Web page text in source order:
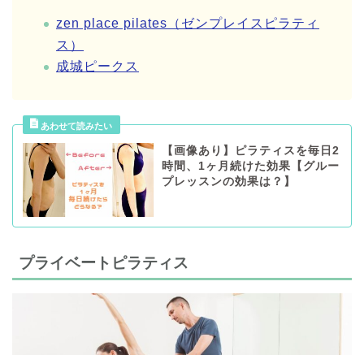
zen place pilates（ゼンプレイスピラティ
ス）
成城ピークス
【画像あり】ピラティスを毎日2
時間、1ヶ月続けた効果【グルー
プレッスンの効果は？】
プライベートピラティス